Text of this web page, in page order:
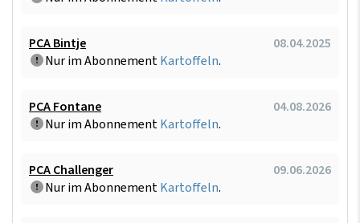
PCA Bintje
08.04.2025
Nur im AbonnementKartoffeln.
PCA Fontane
04.08.2026
Nur im AbonnementKartoffeln.
PCA Challenger
09.06.2026
Nur im AbonnementKartoffeln.